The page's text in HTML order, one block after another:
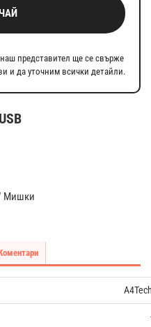
Мишки
представител ще се свърже
и да уточним всички детайли.